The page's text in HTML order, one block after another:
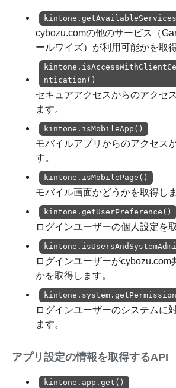
cybozu.comの他のサービス（
ールワイズ）が利用可能かを取
ntication()
セキュアアクセスからのアクセ
ます。
kintone.isMobileApp()
モバイルアプリからのアクセス
す。
kintone.isMobilePage()
モバイル画面かどうかを取得しま
kintone.getUserPreference()
ログインユーザーの個人設定を
ログインユーザーがcybozu.com
かを取得します。
ログインユーザーのシステムに
ます。
アプリ設定の情報を取得するAPI
kintone.app.get()